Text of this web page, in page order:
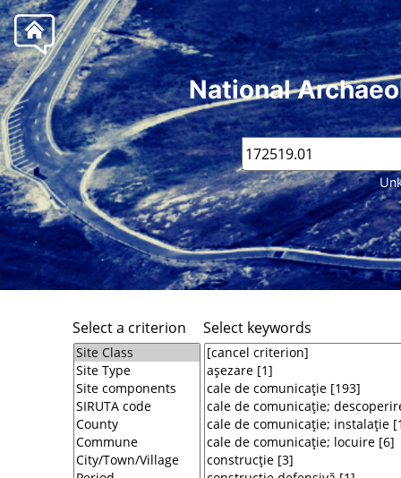
National
Select a criterion Select keywords